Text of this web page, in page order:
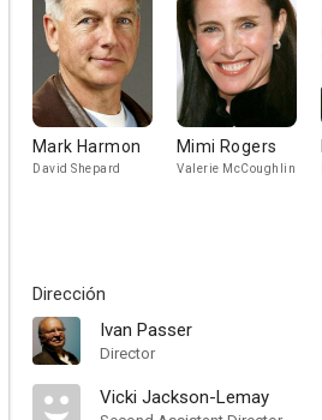
Mark Harmon
David Shepard
Mimi Rogers
Valerie McCoughlin
Dirección
Ivan Passer
Director
Vicki Jackson-Lemay